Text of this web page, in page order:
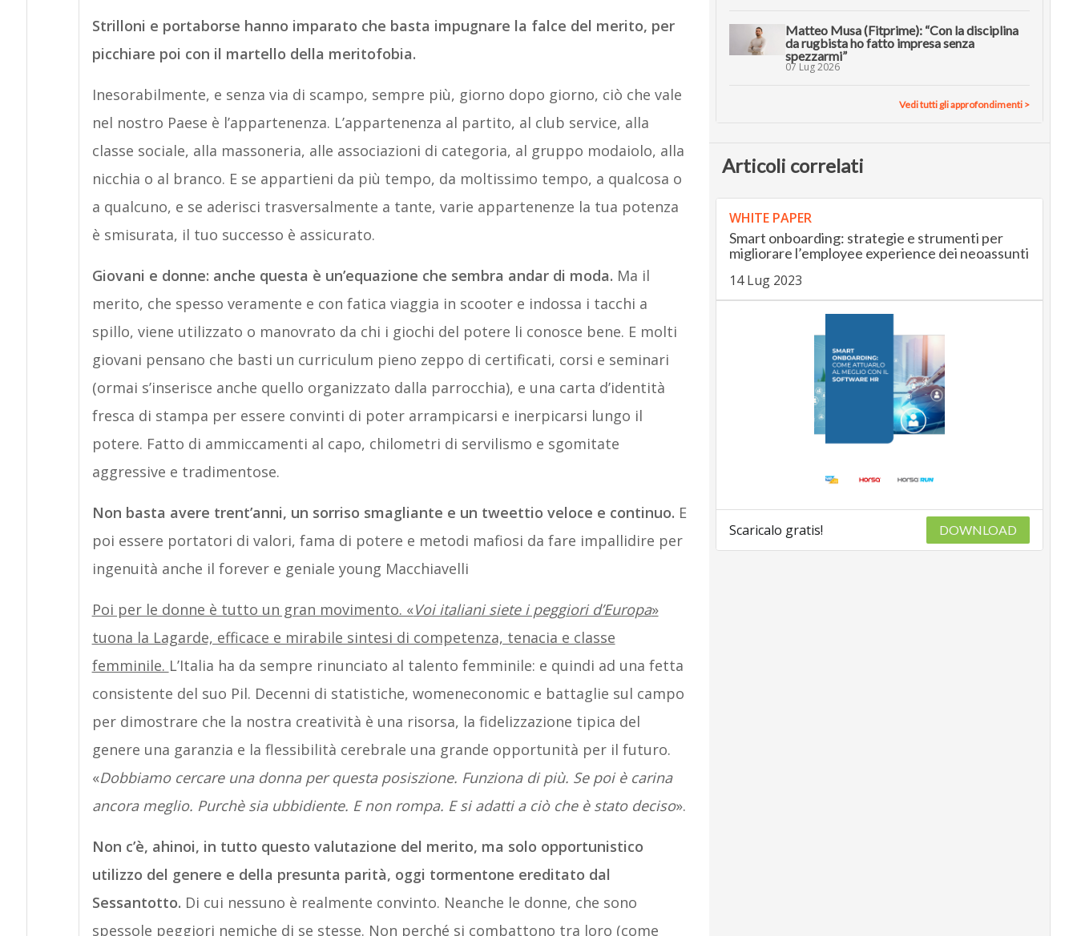
Strilloni e portaborse hanno imparato che basta impugnare la falce del merito, per
picchiare poi con il martello della meritofobia.
Inesorabilmente, e senza via di scampo, sempre più, giorno dopo giorno, ciò che vale
nel nostro Paese è l’appartenenza. L’appartenenza al partito, al club service, alla
classe sociale, alla massoneria, alle associazioni di categoria, al gruppo modaiolo, alla
nicchia o al branco. E se appartieni da più tempo, da moltissimo tempo, a qualcosa o
a qualcuno, e se aderisci trasversalmente a tante, varie appartenenze la tua potenza
è smisurata, il tuo successo è assicurato.
Giovani e donne: anche questa è un’equazione che sembra andar di moda. Ma il
merito, che spesso veramente e con fatica viaggia in scooter e indossa i tacchi a
spillo, viene utilizzato o manovrato da chi i giochi del potere li conosce bene. E molti
giovani pensano che basti un curriculum pieno zeppo di certificati, corsi e seminari
(ormai s’inserisce anche quello organizzato dalla parrocchia), e una carta d’identità
fresca di stampa per essere convinti di poter arrampicarsi e inerpicarsi lungo il
potere. Fatto di ammiccamenti al capo, chilometri di servilismo e sgomitate
aggressive e tradimentose.
Non basta avere trent’anni, un sorriso smagliante e un tweettio veloce e continuo. E
poi essere portatori di valori, fama di potere e metodi mafiosi da fare impallidire per
ingenuità anche il forever e geniale young Macchiavelli
Poi per le donne è tutto un gran movimento. «Voi italiani siete i peggiori d’Europa»
tuona la Lagarde, efficace e mirabile sintesi di competenza, tenacia e classe
femminile. L’Italia ha da sempre rinunciato al talento femminile: e quindi ad una fetta
consistente del suo Pil. Decenni di statistiche, womeneconomic e battaglie sul campo
per dimostrare che la nostra creatività è una risorsa, la fidelizzazione tipica del
genere una garanzia e la flessibilità cerebrale una grande opportunità per il futuro.
«Dobbiamo cercare una donna per questa posiszione. Funziona di più. Se poi è carina
ancora meglio. Purchè sia ubbidiente. E non rompa. E si adatti a ciò che è stato deciso».
Non c’è, ahinoi, in tutto questo valutazione del merito, ma solo opportunistico
utilizzo del genere e della presunta parità, oggi tormentone ereditato dal
Sessantotto. Di cui nessuno è realmente convinto. Neanche le donne, che sono
spessole peggiori nemiche di se stesse. Non perché si combattono tra loro (come
Matteo Musa (Fitprime): “Con la disciplina
da rugbista ho fatto impresa senza
spezzarmi”
07 Lug 2026
Vedi tutti gli approfondimenti >
Articoli correlati
WHITE PAPER
Smart onboarding: strategie e strumenti per
migliorare l’employee experience dei neoassunti
14 Lug 2023
Scaricalo gratis! DOWNLOAD